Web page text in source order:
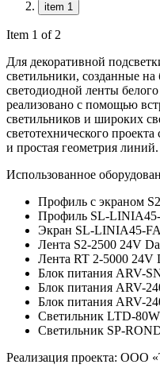
item 1
Item 1 of 2
Для декоративной
светильники, созданные
светодиодной ленты
реализовано с помощью
светильников и широких
светотехнического
и простая геометрия линий.
Использованное
Профиль с экраном
Профиль SL-
Экран SL-LINIA45-
Лента S2-2500 24V
Лента RT 2-5000 24V
Блок питания ARV-
Блок питания ARV-
Блок питания ARV-
Светильник LTD-
Светильник SP-
Реализация проекта: ООО